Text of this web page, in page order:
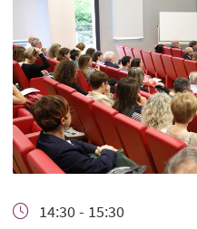
14:30 - 15:30